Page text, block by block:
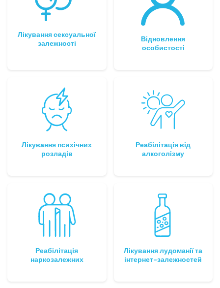
Лікування сексуальної
залежності
Відновлення
особистості
Лікування психічних
розладів
Реабілітація від
алкоголізму
Реабілітація
наркозалежних
Лікування лудоманії та
інтернет-залежностей